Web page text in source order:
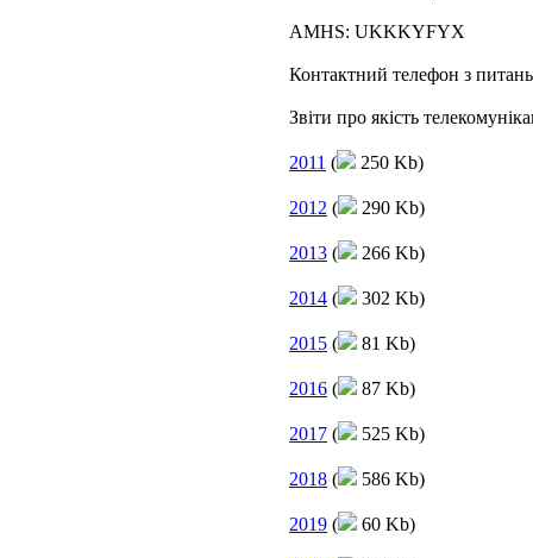
AMHS: UKKKYFYX
Контактний телефон з
Звіти про якість
2011 ( 250 Kb)
2012 ( 290 Kb)
2013 ( 266 Kb)
2014 ( 302 Kb)
2015 ( 81 Kb)
2016 ( 87 Kb)
2017 ( 525 Kb)
2018 ( 586 Kb)
2019 ( 60 Kb)